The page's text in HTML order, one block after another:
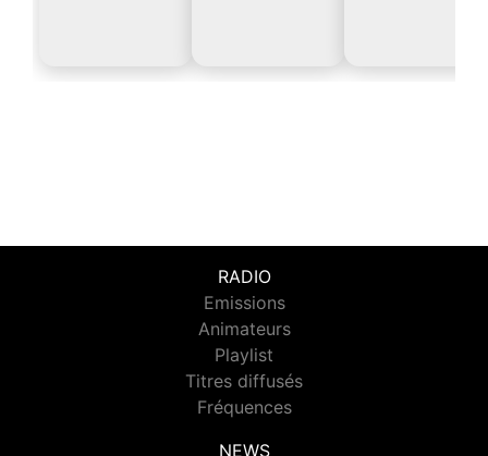
RADIO
Emissions
Animateurs
Playlist
Titres diffusés
Fréquences
NEWS